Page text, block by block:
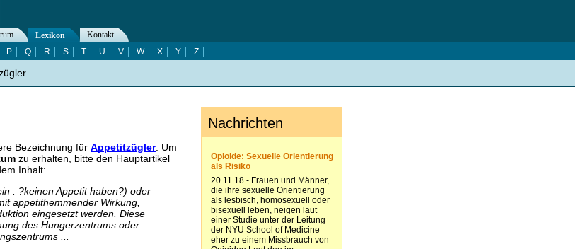
Bezeichnung für Appetitzügler. Um
zu erhalten, bitte den Hauptartikel
Inhalt:
: ?keinen Appetit haben?) oder
appetithemmender Wirkung,
eingesetzt werden. Diese
des Hungerzentrums oder
...
Lexikon
Kontakt
P Q R S T U V W X Y Z